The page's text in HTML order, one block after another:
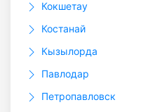
Кокшетау
Костанай
Кызылорда
Павлодар
Петропавловск